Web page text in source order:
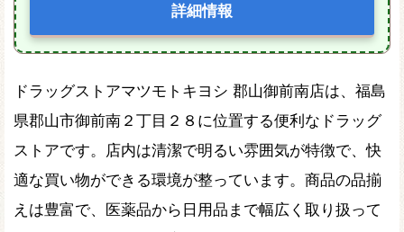
詳細情報
ドラッグストアマツモトキヨシ 郡山御前南店は、福島
県郡山市御前南２丁目２８に位置する便利なドラッグ
ストアです。店内は清潔で明るい雰囲気が特徴で、快
適な買い物ができる環境が整っています。商品の品揃
えは豊富で、医薬品から日用品まで幅広く取り扱って